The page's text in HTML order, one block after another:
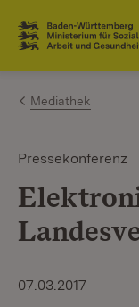
Zum Inhalt
Link zur
Mediathek
Pressekonferenz
07.03.2017